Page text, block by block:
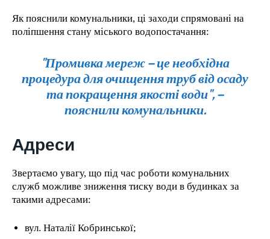
Як пояснили комунальники, ці заходи спрямовані на
поліпшення стану міського водопостачання:
"Промивка мереж – це необхідна
процедура для очищення труб від осаду
та покращення якості води", –
пояснили комунальники.
Адреси
Звертаємо увагу, що під час роботи комунальних
служб можливе зниження тиску води в будинках за
такими адресами:
вул. Наталії Кобринської;